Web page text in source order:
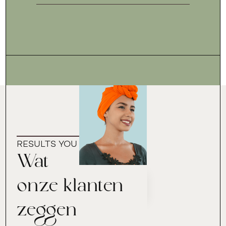
RESULTS YOU CAN TRUST
Wat
onze klanten
zeggen